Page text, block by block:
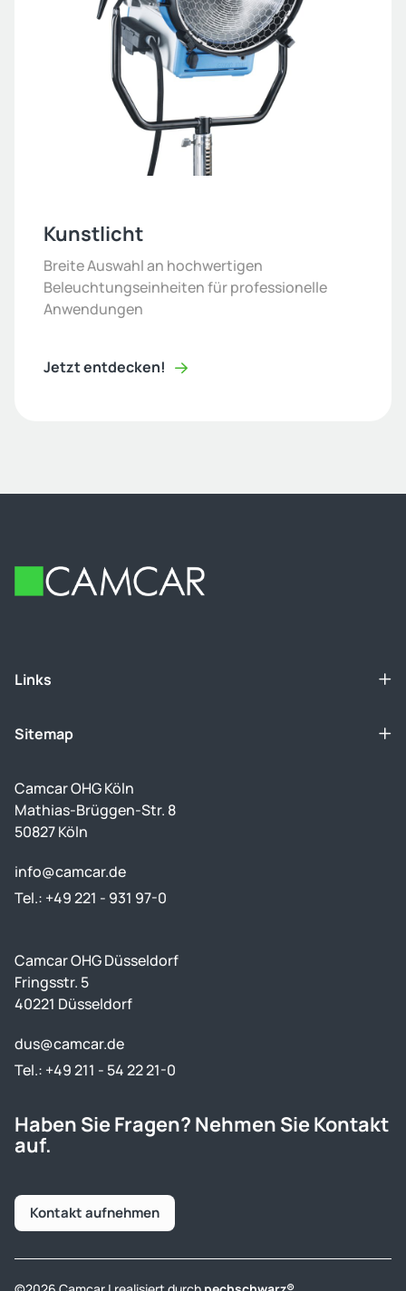
Kunstlicht
Breite Auswahl an hochwertigen
Beleuchtungseinheiten für professionelle
Anwendungen
Jetzt entdecken!
Footer
Links
Sitemap
Camcar OHG Köln
Mathias-Brüggen-Str. 8
50827 Köln
info@camcar.de
Tel.: +49 221 - 931 97-0
Camcar OHG Düsseldorf
Fringsstr. 5
40221 Düsseldorf
dus@camcar.de
Tel.: +49 211 - 54 22 21-0
Haben Sie Fragen? Nehmen Sie Kontakt
auf.
Kontakt aufnehmen